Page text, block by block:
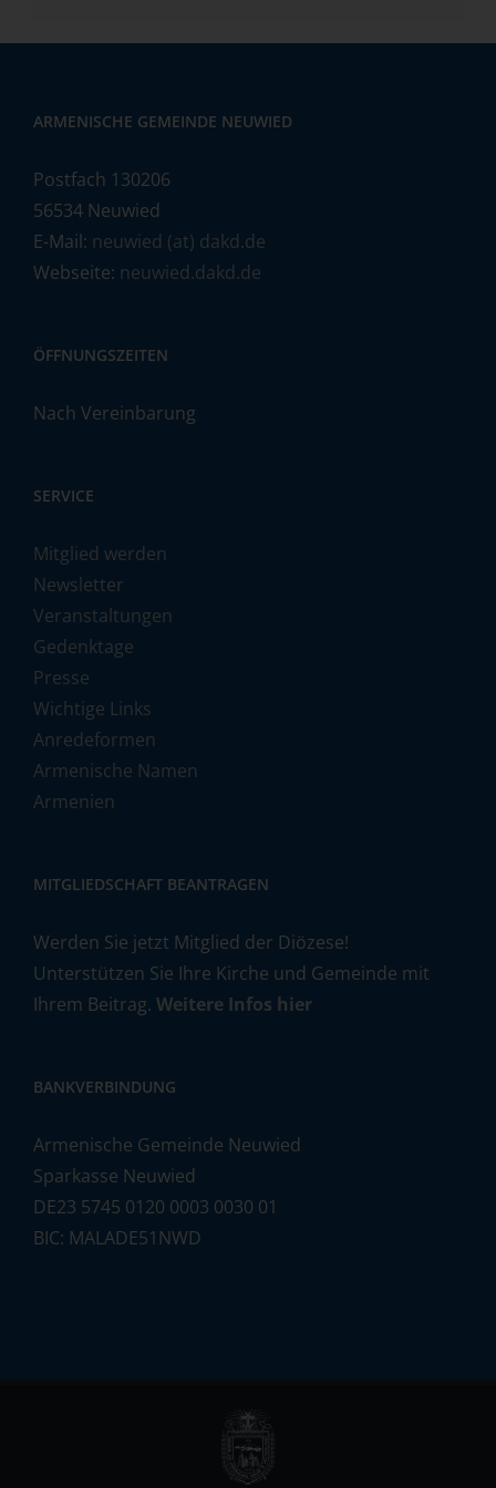
ARMENISCHE GEMEINDE NEUWIED
Postfach 130206
56534 Neuwied
E-Mail: neuwied (at) dakd.de
Webseite: neuwied.dakd.de
ÖFFNUNGSZEITEN
Nach Vereinbarung
SERVICE
Mitglied werden
Newsletter
Veranstaltungen
Gedenktage
Presse
Wichtige Links
Anredeformen
Armenische Namen
Armenien
MITGLIEDSCHAFT BEANTRAGEN
Werden Sie jetzt Mitglied der Diözese!
Unterstützen Sie Ihre Kirche und Gemeinde mit
Ihrem Beitrag. Weitere Infos hier
BANKVERBINDUNG
Armenische Gemeinde Neuwied
Sparkasse Neuwied
DE23 5745 0120 0003 0030 01
BIC: MALADE51NWD